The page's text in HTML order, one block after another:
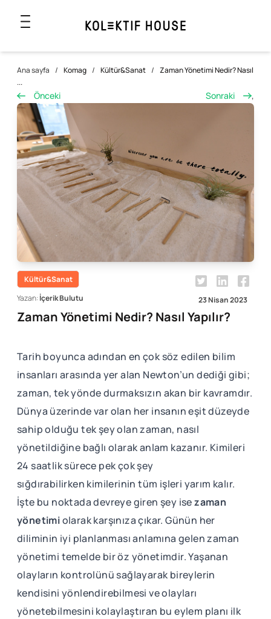
Ana sayfa / Komag / Kültür&Sanat / Zaman Yönetimi Nedir? Nasıl
...
Önceki Sonraki ,
Kültür&Sanat
Yazan:İçerik Bulutu 23 Nisan 2023
Zaman Yönetimi Nedir? Nasıl Yapılır?
Tarih boyunca adından en çok söz edilen bilim
insanları arasında yer alan Newton’un dediği gibi;
zaman, tek yönde durmaksızın akan bir kavramdır.
Dünya üzerinde var olan her insanın eşit düzeyde
sahip olduğu tek şey olan zaman, nasıl
yönetildiğine bağlı olarak anlam kazanır. Kimileri
24 saatlik sürece pek çok şey
sığdırabilirken kimilerinin tüm işleri yarım kalır.
İşte bu noktada devreye giren şey isezaman
yönetimiolarak karşınıza çıkar. Günün her
diliminin iyi planlanması anlamına gelen zaman
yönetimi temelde bir öz yönetimdir. Yaşanan
olayların kontrolünü sağlayarak bireylerin
kendisini yönlendirebilmesi ve olayları
yönetebilmesini kolaylaştıran bu eylem planı ilk